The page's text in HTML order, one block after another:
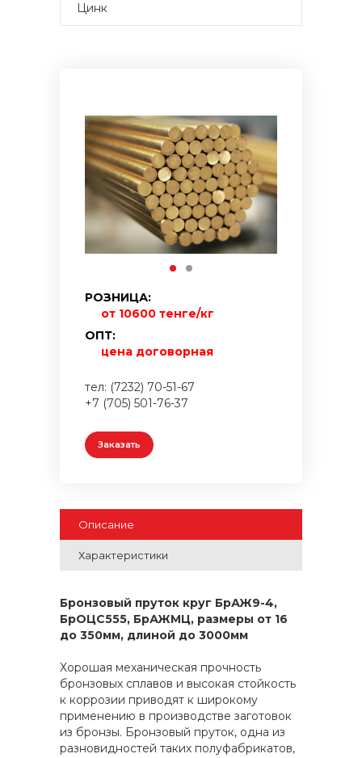
Цинк
РОЗНИЦА:
от 10600 тенге/кг
ОПТ:
цена договорная
тел: (7232) 70-51-67
+7 (705) 501-76-37
Заказать
Описание
Характеристики
Бронзовый пруток круг БрАЖ9-4,
БрОЦС555, БрАЖМЦ, размеры от 16
до 350мм, длиной до 3000мм
Хорошая механическая прочность
бронзовых сплавов и высокая стойкость
к коррозии приводят к широкому
применению в производстве заготовок
из бронзы. Бронзовый пруток, одна из
разновидностей таких полуфабрикатов,